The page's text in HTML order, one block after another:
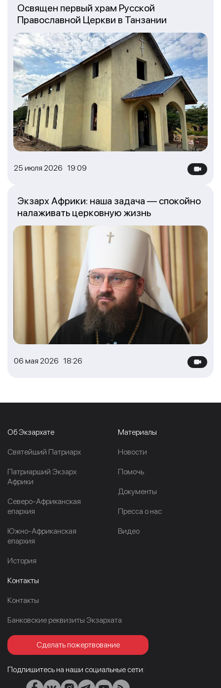
25 июля 2026 19:09
Освящен первый храм Русской
Православной Церкви в Танзании
06 мая 2026 18:26
Экзарх Африки: наша задача — спокойно
налаживать церковную жизнь
Об Экзархате
Cвятейший Патриарх
Патриарший Экзарх
Африки
Северо-Африканская
епархия
Южно-Африканская
епархия
История
Материалы
Новости
Помочь
Документы
Пресса о нас
Видео
Контакты
Контакты
Банковские реквизиты Экзархата
Сделать пожертвование
Подпишитесь на наши социальные сети: